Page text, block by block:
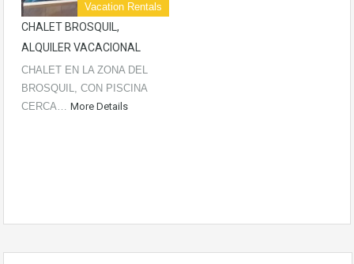
Vacation Rentals
CHALET BROSQUIL,
ALQUILER VACACIONAL
CHALET EN LA ZONA DEL
BROSQUIL, CON PISCINA
CERCA… More Details